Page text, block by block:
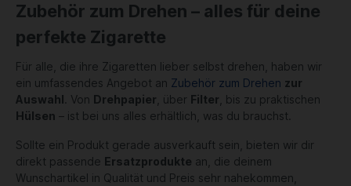
Zubehör zum Drehen – alles für deine
perfekte Zigarette
Für alle, die ihre Zigaretten lieber selbst drehen, haben wir
ein umfassendes Angebot an Zubehör zum Drehen zur
Auswahl . Von Drehpapier , über Filter , bis zu praktischen
Hülsen – ist bei uns alles erhältlich, was du brauchst.
Sollte ein Produkt gerade ausverkauft sein, bieten wir dir
direkt passende Ersatzprodukte an, die deinem
Wunschartikel in Qualität und Preis sehr nahekommen,